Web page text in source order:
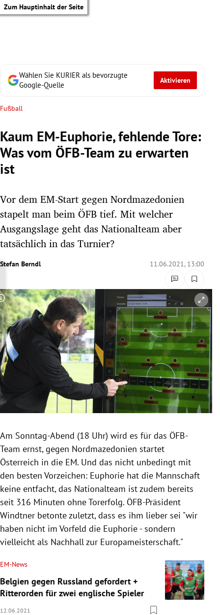
Zum Hauptinhalt der Seite
Untermenü
Untermenü
Untermenü
Untermenü
Untermenü
Untermenü
Wählen Sie KURIER als bevorzugte
Google-Quelle
Aktivieren
Fußball
Kaum EM-Euphorie, fehlende Tore:
Was vom ÖFB-Team zu erwarten
ist
Vor dem EM-Start gegen Nordmazedonien
stapelt man beim ÖFB tief. Mit welcher
Ausgangslage geht das Nationalteam aber
tatsächlich in das Turnier?
Stefan Berndl 11.06.2021, 13:00
Copyright-Hinweis öffnen/schließen
Am Sonntag-Abend (18 Uhr) wird es für das ÖFB-
Team ernst, gegen Nordmazedonien startet
Österreich in die EM. Und das nicht unbedingt mit
den besten Vorzeichen: Euphorie hat die Mannschaft
keine entfacht, das Nationalteam ist zudem bereits
seit 316 Minuten ohne Torerfolg. ÖFB-Präsident
Windtner betonte zuletzt, dass es ihm lieber sei "wir
haben nicht im Vorfeld die Euphorie - sondern
vielleicht als Nachhall zur Europameisterschaft."
EM-News
Belgien gegen Russland gefordert +
Ritterorden für zwei englische Spieler
12.06.2021